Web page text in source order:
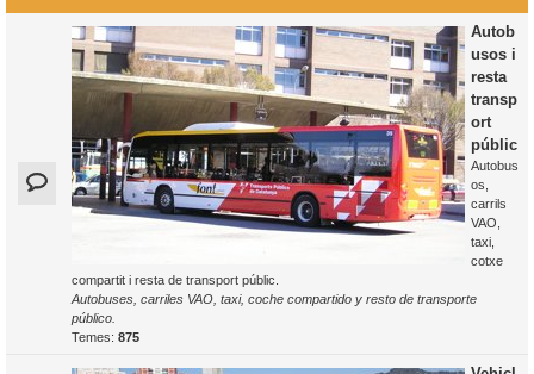
Autob
usos i
resta
transp
ort
públic
Autobus
os,
carrils
VAO,
taxi,
cotxe
compartit i resta de transport públic.
Autobuses, carriles VAO, taxi, coche compartido y resto de transporte
público.
Temes: 875